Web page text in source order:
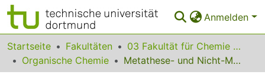
Anmelden
Bereiche & Sammlungen
Das gesamte Repositorium
Startseite Fakultäten
03 Fakultät für Chemie und Chemische Biologie
Organische Chemie
Metathese- und Nicht-Metatheseaktivitäten von Ruthenium-Carben-Komplexen